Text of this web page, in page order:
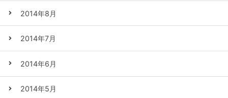
2014年8月
2014年7月
2014年6月
2014年5月